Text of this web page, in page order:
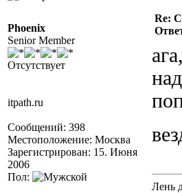
Phoenix
Senior Member
Отсутствует
itpath.ru
Сообщений: 398
Местоположение: Москва
Зарегистрирован: 15. Июня
2006
Пол:
Re:
Лень